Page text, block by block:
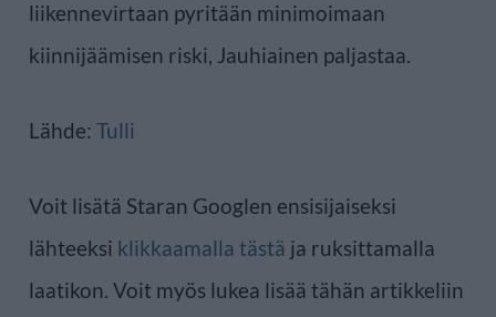
liikennevirtaan pyritään minimoimaan
kiinnijäämisen riski, Jauhiainen paljastaa.
Lähde: Tulli
Voit lisätä Staran Googlen ensisijaiseksi
lähteeksi klikkaamalla tästä ja ruksittamalla
laatikon. Voit myös lukea lisää tähän artikkeliin